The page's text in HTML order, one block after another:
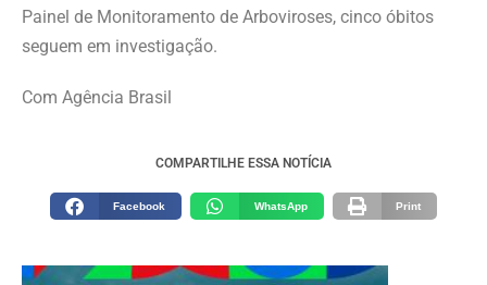
Painel de Monitoramento de Arboviroses, cinco óbitos
seguem em investigação.
Com Agência Brasil
COMPARTILHE ESSA NOTÍCIA
Facebook WhatsApp Print